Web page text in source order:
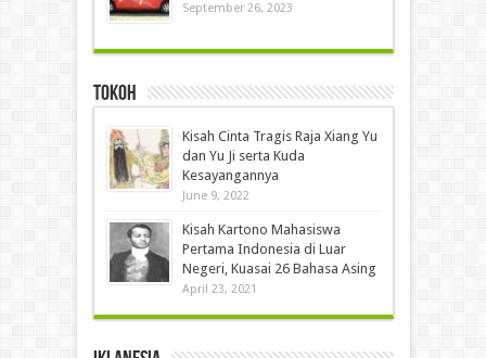
September 26, 2023
Tokoh
Kisah Cinta Tragis Raja Xiang Yu
dan Yu Ji serta Kuda
Kesayangannya
June 9, 2022
Kisah Kartono Mahasiswa
Pertama Indonesia di Luar
Negeri, Kuasai 26 Bahasa Asing
April 23, 2021